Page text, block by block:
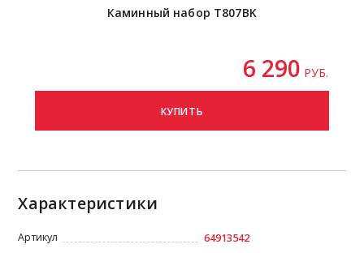
Каминный набор T807BK
6 290 РУБ.
КУПИТЬ
Характеристики
Артикул
64913542